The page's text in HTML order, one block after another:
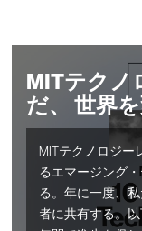
MITテクノ
だ、 世界
MITテクノロジー
るエマージング
る。年に一度、
者に共有する。